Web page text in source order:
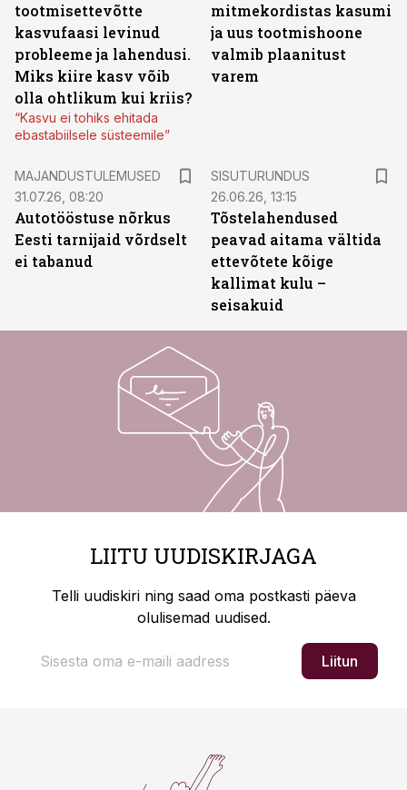
tootmisettevõtte
kasvufaasi levinud
probleeme ja lahendusi.
Miks kiire kasv võib
olla ohtlikum kui kriis?
“Kasvu ei tohiks ehitada
ebastabiilsele süsteemile”
mitmekordistas kasumi
ja uus tootmishoone
valmib plaanitust
varem
MAJANDUSTULEMUSED
31.07.26, 08:20
Autotööstuse nõrkus
Eesti tarnijaid võrdselt
ei tabanud
SISUTURUNDUS
26.06.26, 13:15
Tõstelahendused
peavad aitama vältida
ettevõtete kõige
kallimat kulu –
seisakuid
LIITU UUDISKIRJAGA
Telli uudiskiri ning saad oma postkasti päeva
olulisemad uudised.
Liitun